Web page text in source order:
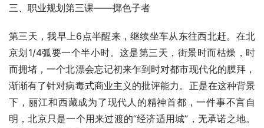
三、职业规划第三课——掷色子者
第三天，我早上6点半醒来，继续坐车从东往西北赶。在北
京划1/4弧要一个半小时。这是第三天，街景时而枯燥，时
而拥堵，一个北漂会忘记初来乍到时对都市现代化的膜拜，
渐渐有了针对病毒式商业主义的批评能力。正是在这种背景
下，丽江和西藏成为了现代人的精神首都，一件事不言自
明，北京只是一个用来过渡的“经济适用城”，无承诺之地。